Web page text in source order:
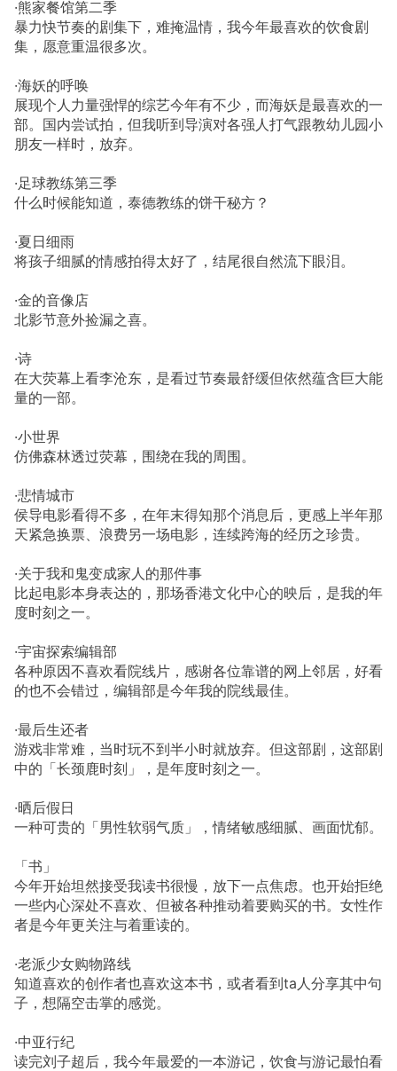
·熊家餐馆第二季
暴力快节奏的剧集下，难掩温情，我今年最喜欢的饮食剧
集，愿意重温很多次。
·海妖的呼唤
展现个人力量强悍的综艺今年有不少，而海妖是最喜欢的一
部。国内尝试拍，但我听到导演对各强人打气跟教幼儿园小
朋友一样时，放弃。
·足球教练第三季
什么时候能知道，泰德教练的饼干秘方？
·夏日细雨
将孩子细腻的情感拍得太好了，结尾很自然流下眼泪。
·金的音像店
北影节意外捡漏之喜。
·诗
在大荧幕上看李沧东，是看过节奏最舒缓但依然蕴含巨大能
量的一部。
·小世界
仿佛森林透过荧幕，围绕在我的周围。
·悲情城市
侯导电影看得不多，在年末得知那个消息后，更感上半年那
天紧急换票、浪费另一场电影，连续跨海的经历之珍贵。
·关于我和鬼变成家人的那件事
比起电影本身表达的，那场香港文化中心的映后，是我的年
度时刻之一。
·宇宙探索编辑部
各种原因不喜欢看院线片，感谢各位靠谱的网上邻居，好看
的也不会错过，编辑部是今年我的院线最佳。
·最后生还者
游戏非常难，当时玩不到半小时就放弃。但这部剧，这部剧
中的「长颈鹿时刻」，是年度时刻之一。
·晒后假日
一种可贵的「男性软弱气质」，情绪敏感细腻、画面忧郁。
「书」
今年开始坦然接受我读书很慢，放下一点焦虑。也开始拒绝
一些内心深处不喜欢、但被各种推动着要购买的书。女性作
者是今年更关注与着重读的。
·老派少女购物路线
知道喜欢的创作者也喜欢这本书，或者看到ta人分享其中句
子，想隔空击掌的感觉。
·中亚行纪
读完刘子超后，我今年最爱的一本游记，饮食与游记最怕看